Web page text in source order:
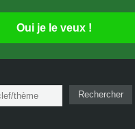
Oui je le veux !
Rechercher